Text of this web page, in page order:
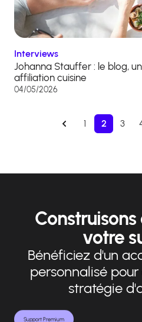
Interviews
Johanna Stauffer : le blog,
affiliation cuisine
04/05/2026
1 2 3
Support Premium
votre
Bénéficiez d'un
personnalisé
stratégie